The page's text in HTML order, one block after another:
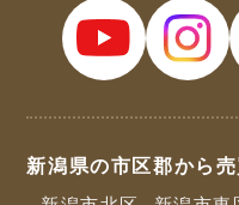
新潟県の市区郡から